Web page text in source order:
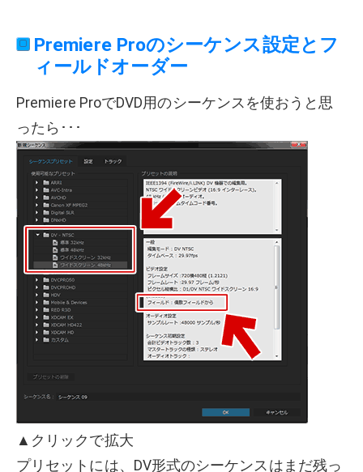
Premiere Proのシーケンス設定とフ
ィールドオーダー
Premiere ProでDVD用のシーケンスを使おうと思
ったら･･･
▲クリックで拡大
プリセットには、DV形式のシーケンスはまだ残っ